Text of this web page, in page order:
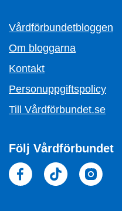
Vårdförbundetbloggen
Om bloggarna
Kontakt
Personuppgiftspolicy
Till Vårdförbundet.se
Följ Vårdförbundet